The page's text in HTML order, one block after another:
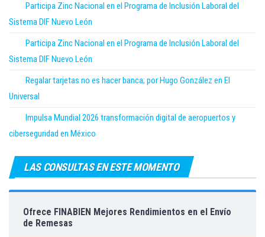
Participa Zinc Nacional en el Programa de Inclusión Laboral del
Sistema DIF Nuevo León
Participa Zinc Nacional en el Programa de Inclusión Laboral del
Sistema DIF Nuevo León
Regalar tarjetas no es hacer banca; por Hugo González en El
Universal
Impulsa Mundial 2026 transformación digital de aeropuertos y
ciberseguridad en México
LAS CONSULTAS EN ESTE MOMENTO
Ofrece FINABIEN Mejores Rendimientos en el Envío
de Remesas